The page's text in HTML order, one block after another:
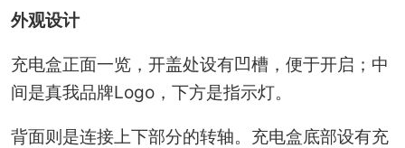
外观设计
充电盒正面一览，开盖处设有凹槽，便于开启；中
间是真我品牌Logo，下方是指示灯。
背面则是连接上下部分的转轴。充电盒底部设有充